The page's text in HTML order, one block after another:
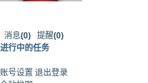
消息(0) 提醒(0)
进行中的任务
账号设置 退出登录